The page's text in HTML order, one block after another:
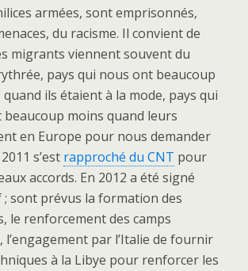
armées, sont emprisonnés,
du racisme. Il convient de
migrants viennent souvent du
pays qui nous ont beaucoup
ils étaient à la mode, pays qui
moins quand leurs
en Europe pour nous demander
s’est rapproché du CNT pour
accords. En 2012 a été signé
; sont prévus la formation des
le renforcement des camps
l’engagement par l’Italie de fournir
à la Libye pour renforcer les